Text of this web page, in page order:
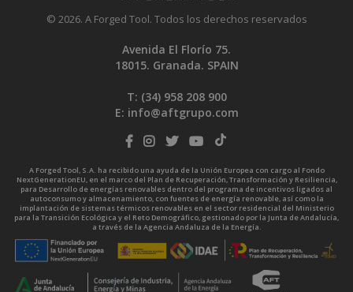
© 2026. A Forged Tool. Todos los derechos reservados
Avenida El Florío 75.
18015. Granada. SPAIN
T: (34) 958 208 900
E: info@aftgrupo.com
A Forged Tool, S.A. ha recibido una ayuda de la Unión Europea con cargo al Fondo
NextGenerationEU, en el marco del Plan de Recuperación, Transformación y Resiliencia,
para Desarrollo de energías renovables dentro del programa de incentivos ligados al
autoconsumo y almacenamiento, con fuentes de energía renovable, así como la
implantación de sistemas térmicos renovables en el sector residencial del Ministerio
para la Transición Ecológica y el Reto Demográfico, gestionado por la Junta de Andalucía,
a través de la Agencia Andaluza de la Energía.